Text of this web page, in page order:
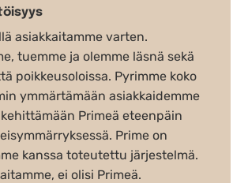
asiakkaitamme varten.
tuemme ja olemme läsnä sekä
poikkeusoloissa. Pyrimme koko
ymmärtämään asiakkaidemme
Primeä eteenpäin
Prime on
kanssa toteutettu järjestelmä.
ei olisi Primeä.